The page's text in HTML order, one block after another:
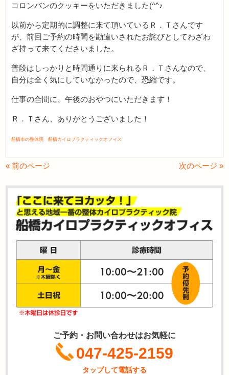
コロンバンのクッキーをいただきました(^^♪
以前から定期的に調整に来て頂いているＲ．Ｔさんです
が、前回ご予約の時間を勘違いされたお詫びとしてわざわ
ざ持って来てくださいました。
普段はしっかりと時間通りに来られるＲ．Ｔさんなので、
自分は全く気にしていなかったので、恐縮です。
仕事の合間に、午後のおやつにいただきます！
Ｒ．Ｔさん、ありがとうございました！
船橋市の整体院 船橋カイロプラクティックオフィス
« 前のページ 次のページ »
ご予約・お問い合わせはお気軽に
047-425-2159
タップして電話する